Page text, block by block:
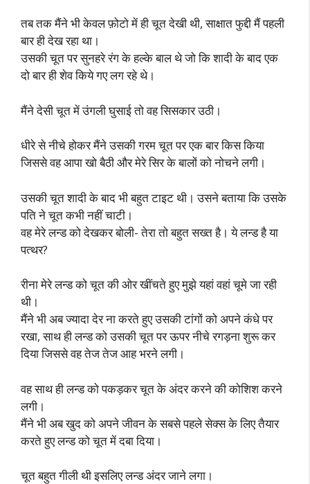
तब तक मैंने भी केवल फ़ोटो में ही चूत देखी थी, साक्षात फुद्दी मैं पहली
बार ही देख रहा था।
उसकी चूत पर सुनहरे रंग के हल्के बाल थे जो कि शादी के बाद एक
दो बार ही शेव किये गए लग रहे थे।
मैंने देसी चूत में उंगली घुसाई तो वह सिसकार उठी।
धीरे से नीचे होकर मैंने उसकी गरम चूत पर एक बार किस किया
जिससे वह आपा खो बैठी और मेरे सिर के बालों को नोचने लगी।
उसकी चूत शादी के बाद भी बहुत टाइट थी। उसने बताया कि उसके
पति ने चूत कभी नहीं चाटी।
वह मेरे लन्ड को देखकर बोली- तेरा तो बहुत सख्त है। ये लन्ड है या
पत्थर?
रीना मेरे लन्ड को चूत की ओर खींचते हुए मुझे यहां वहां चूमे जा रही
थी।
मैंने भी अब ज्यादा देर ना करते हुए उसकी टांगों को अपने कंधे पर
रखा, साथ ही लन्ड को उसकी चूत पर ऊपर नीचे रगड़ना शुरू कर
दिया जिससे वह तेज तेज आह भरने लगी।
वह साथ ही लन्ड को पकड़कर चूत के अंदर करने की कोशिश करने
लगी।
मैंने भी अब खुद को अपने जीवन के सबसे पहले सेक्स के लिए तैयार
करते हुए लन्ड को चूत में दबा दिया।
चूत बहुत गीली थी इसलिए लन्ड अंदर जाने लगा।